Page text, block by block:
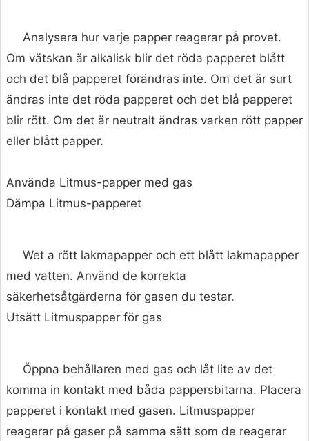
Analysera hur varje papper reagerar på provet.
Om vätskan är alkalisk blir det röda papperet blått
och det blå papperet förändras inte. Om det är surt
ändras inte det röda papperet och det blå papperet
blir rött. Om det är neutralt ändras varken rött papper
eller blått papper.
Använda Litmus-papper med gas
Dämpa Litmus-papperet
Wet a rött lakmapapper och ett blått lakmapapper
med vatten. Använd de korrekta
säkerhetsåtgärderna för gasen du testar.
Utsätt Litmuspapper för gas
Öppna behållaren med gas och låt lite av det
komma in kontakt med båda pappersbitarna. Placera
papperet i kontakt med gasen. Litmuspapper
reagerar på gaser på samma sätt som de reagerar